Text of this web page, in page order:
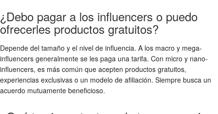
¿Debo pagar a los influencers o puedo
ofrecerles productos gratuitos?
Depende del tamaño y el nivel de influencia. A los macro y mega-
influencers generalmente se les paga una tarifa. Con micro y nano-
influencers, es más común que acepten productos gratuitos,
experiencias exclusivas o un modelo de afiliación. Siempre busca un
acuerdo mutuamente beneficioso.